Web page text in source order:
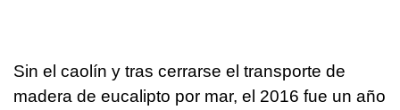
Sin el caolín y tras cerrarse el transporte de
madera de eucalipto por mar, el 2016 fue un año